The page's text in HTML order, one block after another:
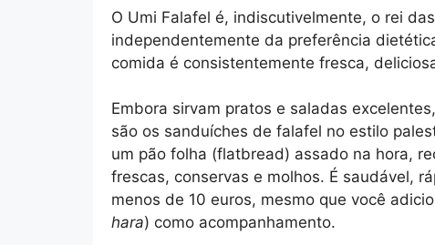
O Umi Falafel é, indiscutivelmente, o rei
independentemente da preferência
comida é consistentemente fresca,
Embora sirvam pratos e saladas
são os sanduíches de falafel no estilo
um pão folha (flatbread) assado na hora,
frescas, conservas e molhos. É saudável,
menos de 10 euros, mesmo que você
hara) como acompanhamento.